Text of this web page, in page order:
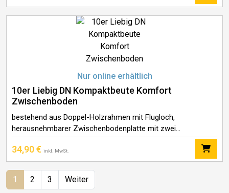
Nur online erhältlich
10er Liebig DN Kompaktbeute Komfort
Zwischenboden
bestehend aus Doppel-Holzrahmen mit Flugloch,
herausnehmbarer Zwischenbodenplatte mit zwei
Spundlöchern, Abdeckungen und runden Bienenfluchten,
Drahtrahmen mit Lüftungsgitter. Somit 6-fach nutzbar:
Fluchtschied, Zwischenboden mit Rüsselkontakt,
geschlossener Zwischenboden, Oberlüfter, Oberflugloch und
Futtergitter
34,90€ inkl. MwSt.
1 2 3 Weiter